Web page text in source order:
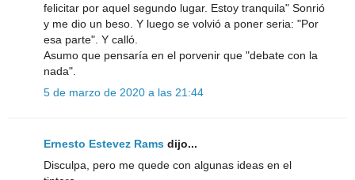
felicitar por aquel segundo lugar. Estoy tranquila" Sonrió
y me dio un beso. Y luego se volvió a poner seria: "Por
esa parte". Y calló.
Asumo que pensaría en el porvenir que "debate con la
nada".
5 de marzo de 2020 a las 21:44
Ernesto Estevez Rams dijo...
Disculpa, pero me quede con algunas ideas en el